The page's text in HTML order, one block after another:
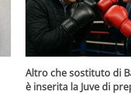
Altro che sostituto di
è inserita la Juve di